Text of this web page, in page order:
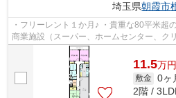
埼玉県朝霞市
・フリーレント１か月♪ ・貴重な80平米超
商業施設（スーパー、ホームセンター、ク
11.5万円
敷金 0ヶ
2階 /